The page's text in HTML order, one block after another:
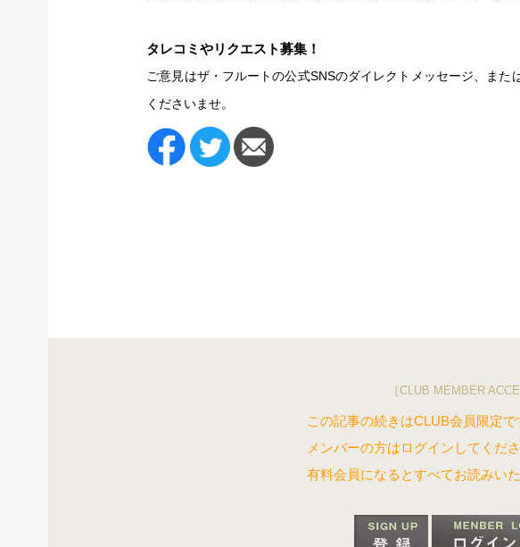
タレコミやリクエスト募集！
ご意見はザ・フルートの公式SNSのダイレクトメッセージ、また
くださいませ。
［CLUB MEMBER
この記事の続きはCLUB会員限定で
メンバーの方はログインしてくださ
有料会員になるとすべてお読みいた